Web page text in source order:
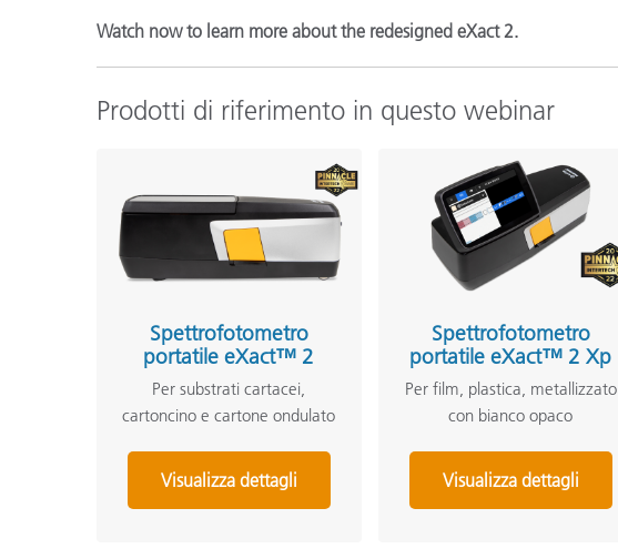
Watch now to learn more about the redesigned eXact 2.
Prodotti di riferimento in questo webinar
Spettrofotometro
portatile eXact™ 2
Per substrati cartacei,
cartoncino e cartone ondulato
Visualizza dettagli
Spettrofotometro
portatile eXact™ 2 Xp
Per film, plastica, metallizzato
con bianco opaco
Visualizza dettagli